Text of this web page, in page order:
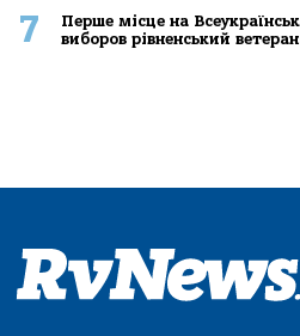
7
Перше місце на
виборов рівненський ветеран